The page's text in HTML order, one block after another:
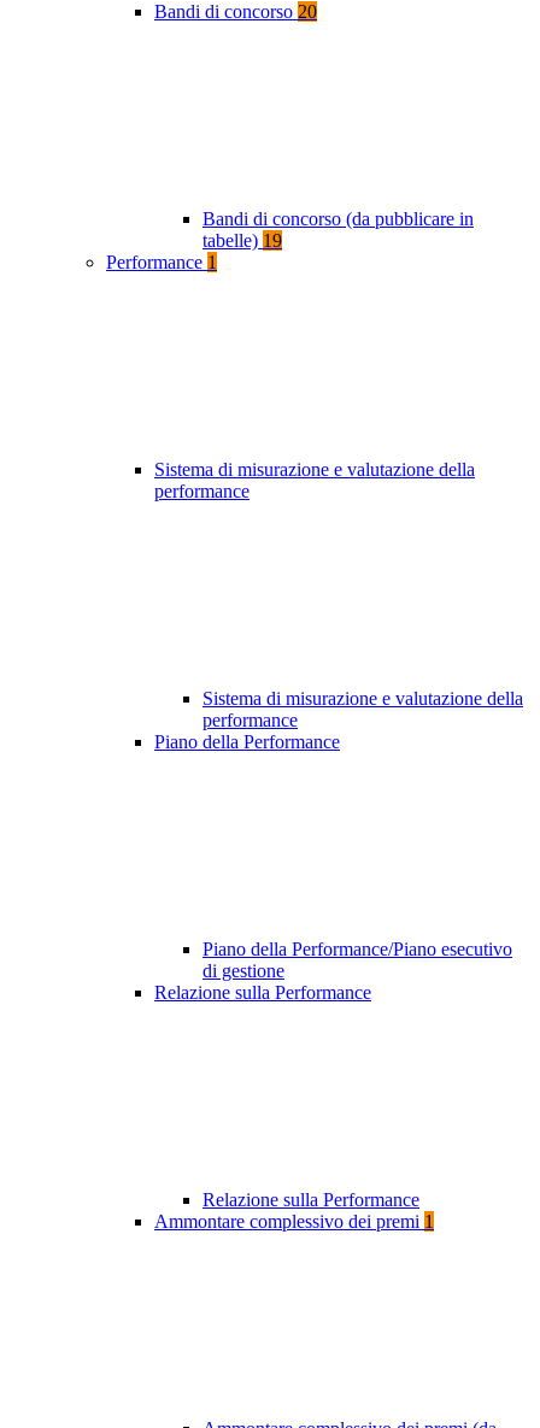
Bandi di concorso 20
Bandi di concorso (da pubblicare in
tabelle) 19
Performance 1
Sistema di misurazione e valutazione della
performance
Sistema di misurazione e valutazione della
performance
Piano della Performance
Piano della Performance/Piano esecutivo
di gestione
Relazione sulla Performance
Relazione sulla Performance
Ammontare complessivo dei premi 1